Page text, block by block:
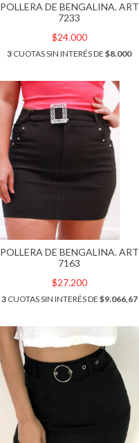
POLLERA DE BENGALINA. ART
7233
$24.000
3 CUOTAS SIN INTERÉS DE$8.000
POLLERA DE BENGALINA. ART
7163
$27.200
3CUOTAS SIN INTERÉS DE $9.066,67